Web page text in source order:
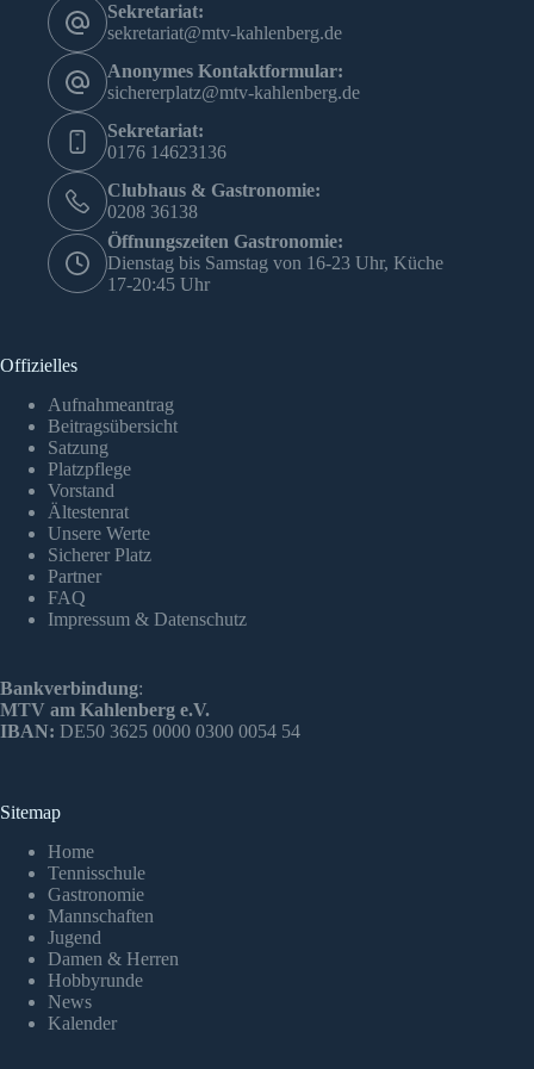
Sekretariat:
sekretariat@mtv-kahlenberg.de
Anonymes Kontaktformular:
sichererplatz@mtv-kahlenberg.de
Sekretariat:
0176 14623136
Clubhaus & Gastronomie:
0208 36138
Öffnungszeiten Gastronomie:
Dienstag bis Samstag von 16-23 Uhr, Küche
17-20:45 Uhr
Offizielles
Aufnahmeantrag
Beitragsübersicht
Satzung
Platzpflege
Vorstand
Ältestenrat
Unsere Werte
Sicherer Platz
Partner
FAQ
Impressum & Datenschutz
Bankverbindung:
MTV am Kahlenberg e.V.
IBAN: DE50 3625 0000 0300 0054 54
Sitemap
Home
Tennisschule
Gastronomie
Mannschaften
Jugend
Damen & Herren
Hobbyrunde
News
Kalender